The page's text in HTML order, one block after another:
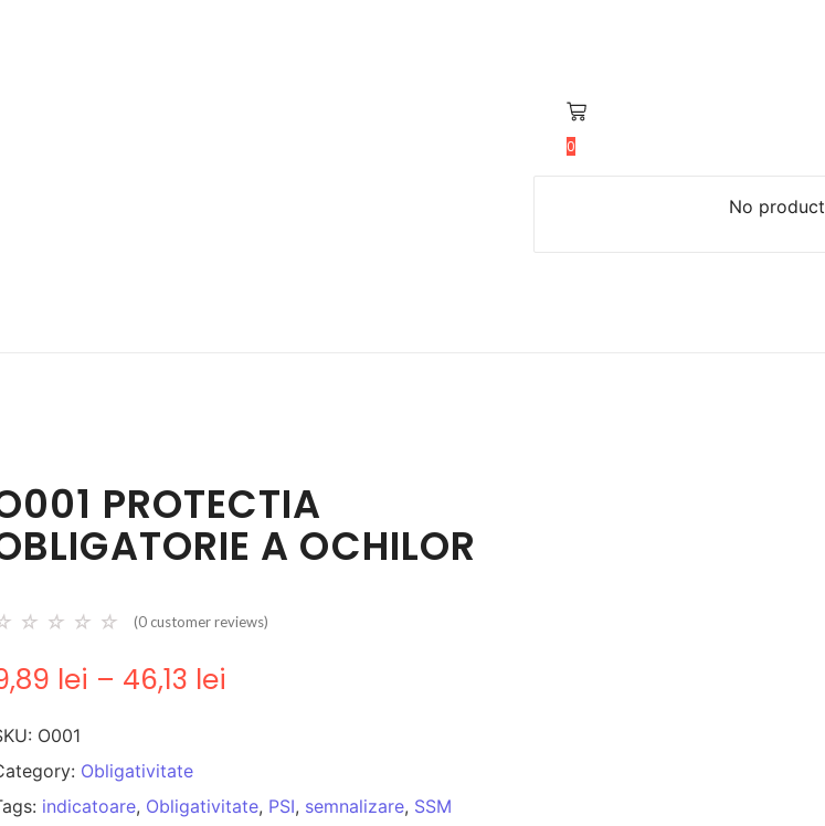
0
No
PROTECTIA
A OCHILOR
☆ ☆ ☆ ☆ (0 customer reviews)
lei – 46,13 lei
O001
Obligativitate
indicatoare, Obligativitate, PSI, semnalizare, SSM